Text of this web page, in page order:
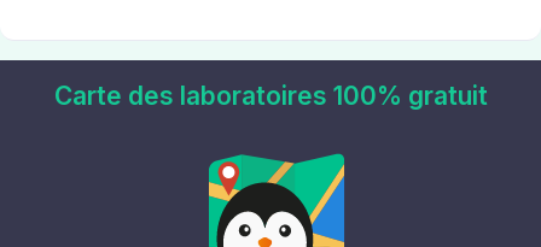
Carte des laboratoires 100% gratuit